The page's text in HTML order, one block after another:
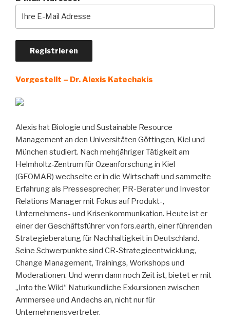
Vorgestellt – Dr. Alexis Katechakis
Alexis hat Biologie und Sustainable Resource
Management an den Universitäten Göttingen, Kiel und
München studiert. Nach mehrjähriger Tätigkeit am
Helmholtz-Zentrum für Ozeanforschung in Kiel
(GEOMAR) wechselte er in die Wirtschaft und sammelte
Erfahrung als Pressesprecher, PR-Berater und Investor
Relations Manager mit Fokus auf Produkt-,
Unternehmens- und Krisenkommunikation. Heute ist er
einer der Geschäftsführer von fors.earth, einer führenden
Strategieberatung für Nachhaltigkeit in Deutschland.
Seine Schwerpunkte sind CR-Strategieentwicklung,
Change Management, Trainings, Workshops und
Moderationen. Und wenn dann noch Zeit ist, bietet er mit
„Into the Wild“ Naturkundliche Exkursionen zwischen
Ammersee und Andechs an, nicht nur für
Unternehmensvertreter.